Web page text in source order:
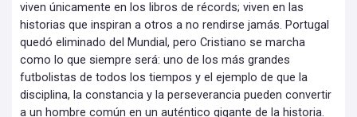
viven únicamente en los libros de récords; viven en las
historias que inspiran a otros a no rendirse jamás. Portugal
quedó eliminado del Mundial, pero Cristiano se marcha
como lo que siempre será: uno de los más grandes
futbolistas de todos los tiempos y el ejemplo de que la
disciplina, la constancia y la perseverancia pueden convertir
a un hombre común en un auténtico gigante de la historia.